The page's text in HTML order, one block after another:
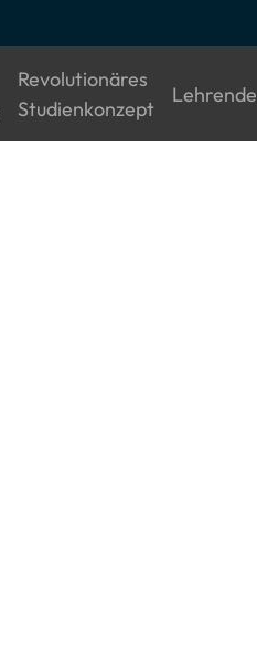
(current)
Revolutionäres
Studienkonzept (current)
Lehrende